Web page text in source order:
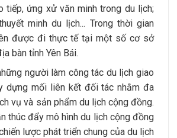
tiếp, ứng xử văn minh trong du lịch;
minh du lịch... Trong thời gian
được đi thực tế tại một số cơ sở
bàn tỉnh Yên Bái.
người làm công tác du lịch giao
dựng mối liên kết đối tác nhằm đa
vụ và sản phẩm du lịch cộng đồng.
thúc đẩy mô hình du lịch cộng đồng
lược phát triển chung của du lịch